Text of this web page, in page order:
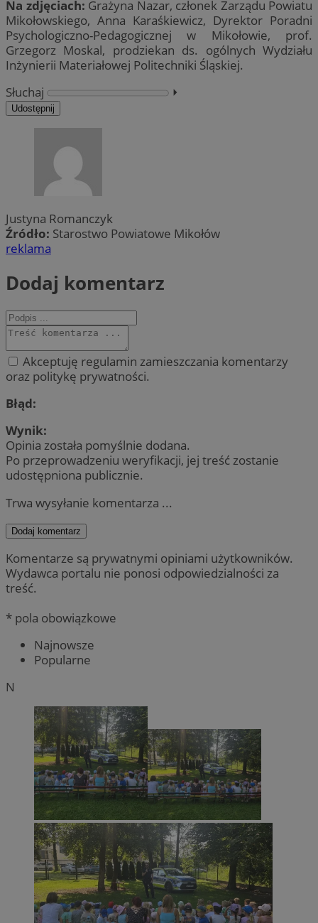
Na zdjęciach: Grażyna Nazar, członek Zarządu Powiatu
Mikołowskiego, Anna Karaśkiewicz, Dyrektor Poradni
Psychologiczno-Pedagogicznej w Mikołowie, prof.
Grzegorz Moskal, prodziekan ds. ogólnych Wydziału
Inżynierii Materiałowej Politechniki Śląskiej.
Słuchaj
⏵︎
Udostępnij
Justyna Romanczyk
Źródło: Starostwo Powiatowe Mikołów
reklama
Dodaj komentarz
Akceptuję regulamin zamieszczania komentarzy
oraz politykę prywatności.
Błąd:
Wynik:
Opinia została pomyślnie dodana.
Po przeprowadzeniu weryfikacji, jej treść zostanie
udostępniona publicznie.
Trwa wysyłanie komentarza ...
Dodaj komentarz
Komentarze są prywatnymi opiniami użytkowników.
Wydawca portalu nie ponosi odpowiedzialności za
treść.
* pola obowiązkowe
Najnowsze
Popularne
N